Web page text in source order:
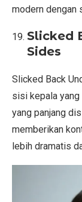
modern dengan
Slicked
Sides
Slicked Back
sisi kepala yang
yang panjang
memberikan
lebih dramatis